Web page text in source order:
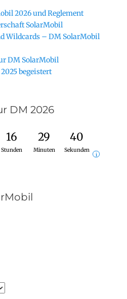
2026 und Reglement
SolarMobil
Wildcards – DM SolarMobil
DM SolarMobil
begeistert
DM 2026
16
Stunden
29
Minuten
39
Sekunden
i